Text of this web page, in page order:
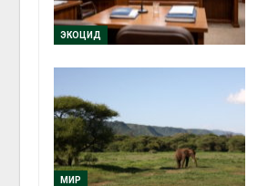
ЭКОЦИД
МИР